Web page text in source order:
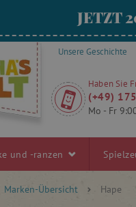
JETZT
Unsere Geschichte
Haben Sie
(+49)
Mo - Fr
und -ranzen
Marken-Übersicht Hape